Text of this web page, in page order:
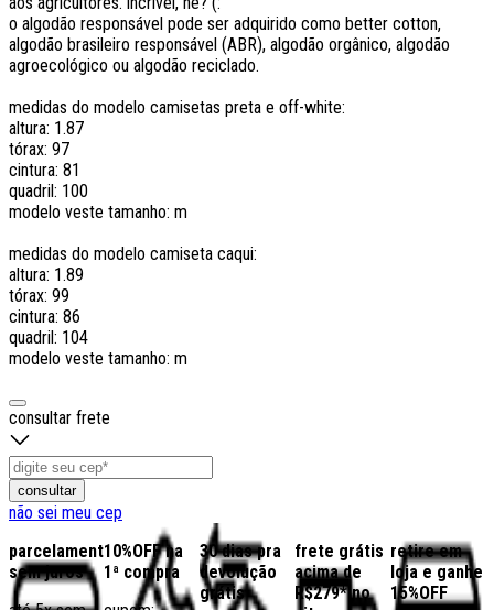
o algodão responsável pode ser adquirido como better cotton,
algodão brasileiro responsável (ABR), algodão orgânico, algodão
agroecológico ou algodão reciclado.
medidas do modelo camisetas preta e off-white:
altura: 1.87
tórax: 97
cintura: 81
quadril: 100
modelo veste tamanho: m
medidas do modelo camiseta caqui:
altura: 1.89
tórax: 99
cintura: 86
quadril: 104
modelo veste tamanho: m
consultar frete
consultar
não sei meu cep
parcelamento
sem juros
10%OFF na
1ª compra
30 dias pra
devolução
grátis
frete grátis
acima de
R$279* no
retire em
loja e ganhe
15%OFF